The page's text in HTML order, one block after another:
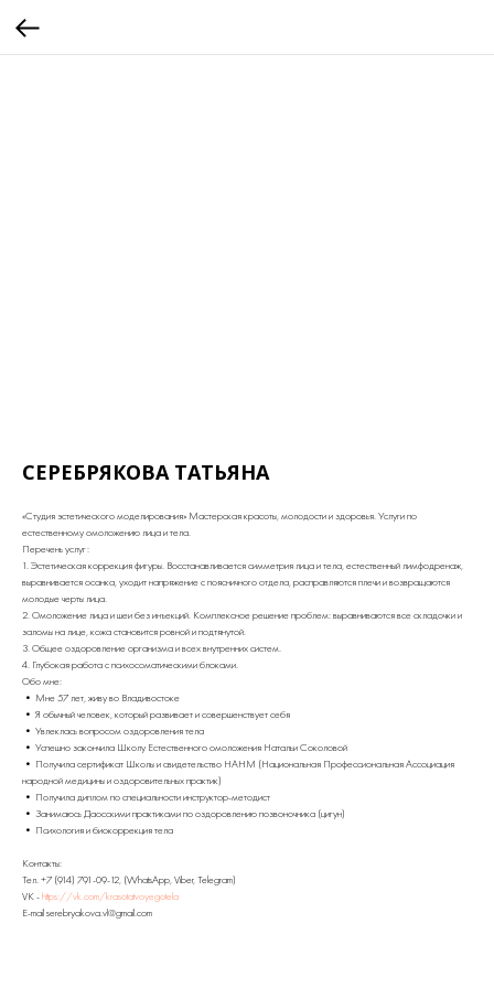
СЕРЕБРЯКОВА ТАТЬЯНА
«Студия эстетического моделирования» Мастерская красоты, молодости и здоровья. Услуги по
естественному омоложению лица и тела.
Перечень услуг:
1. Эстетическая коррекция фигуры. Восстанавливается симметрия лица и тела, естественный лимфодренаж,
выравнивается осанка, уходит напряжение с поясничного отдела, расправляются плечи и возвращаются
молодые черты лица.
2. Омоложение лица и шеи без инъекций. Комплексное решение проблем: выравниваются все складочки и
заломы на лице, кожа становится ровной и подтянутой.
3. Общее оздоровление организма и всех внутренних систем.
4. Глубокая работа с психосоматическими блоками.
Обо мне:
• Мне 57 лет, живу во Владивостоке
• Я обычный человек, который развивает и совершенствует себя
• Увлеклась вопросом оздоровления тела
• Успешно закончила Школу Естественного омоложения Натальи Соколовой
• Получила сертификат Школы и свидетельство НАНМ (Национальная Профессиональная Ассоциация
народной медицины и оздоровительных практик)
• Получила диплом по специальности инструктор-методист
• Занимаюсь Даосскими практиками по оздоровлению позвоночника (цигун)
• Психология и биокоррекция тела
Контакты:
Тел. +7 (914) 791-09-12, (WhatsApp, Viber, Telegram)
VK -https://vk.com/krasotatvoyegotela
E-mail serebryakova.vl@gmail.com